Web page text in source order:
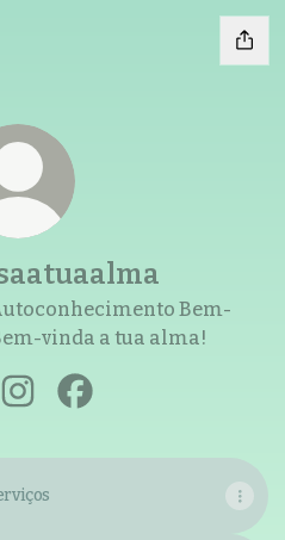
Bem-
vinda a tua alma!